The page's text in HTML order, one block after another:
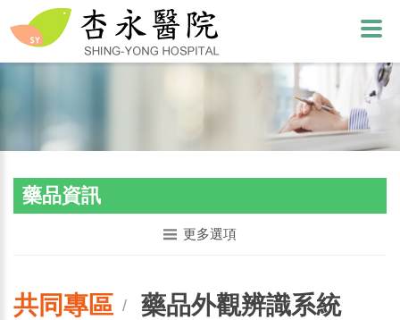
藥品資訊
更多選項
共同專區 / 藥品外觀辨識系統